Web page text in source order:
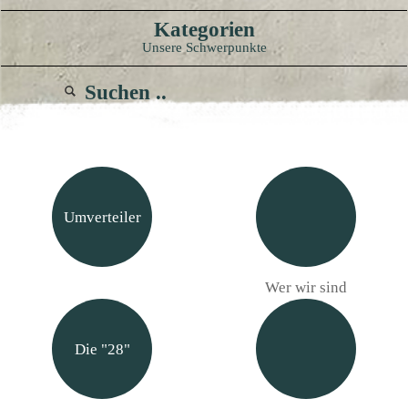
Kategorien
Unsere Schwerpunkte
Umverteiler
Wer wir sind
Die "28"